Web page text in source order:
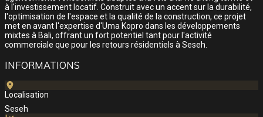
à l'investissement locatif. Construit avec un accent sur la durabilité,
l'optimisation de l'espace et la qualité de la construction, ce projet
met en avant l'expertise d'Uma Kopro dans les développements
mixtes à Bali, offrant un fort potentiel tant pour l'activité
commerciale que pour les retours résidentiels à Seseh.
INFORMATIONS
Localisation
Seseh